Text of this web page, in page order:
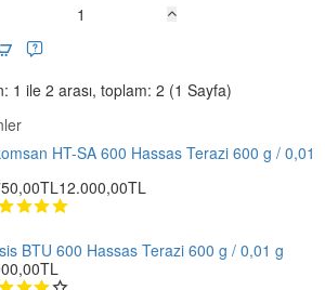
1 ile 2 arası, toplam: 2 (1 Sayfa)
HT-SA 600 Hassas Terazi 600 g / 0,01
12.000,00TL
BTU 600 Hassas Terazi 600 g / 0,01 g